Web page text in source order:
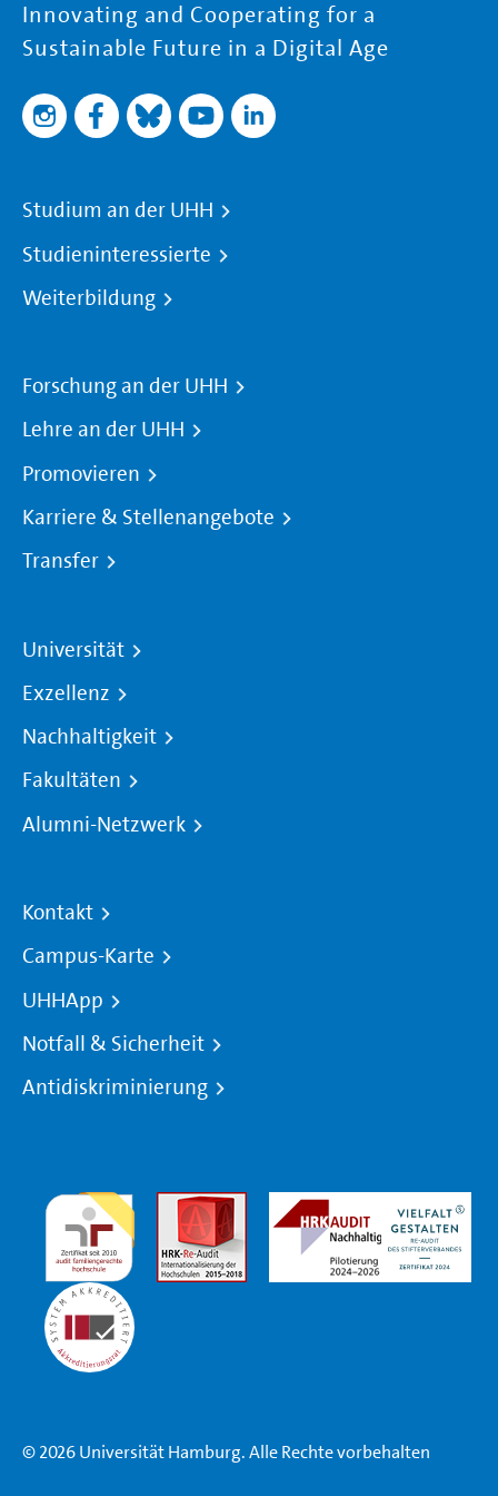
Innovating and Cooperating for a
Sustainable Future in a Digital Age
Studium an der UHH
Studieninteressierte
Weiterbildung
Forschung an der UHH
Lehre an der UHH
Promovieren
Karriere & Stellenangebote
Transfer
Universität
Exzellenz
Nachhaltigkeit
Fakultäten
Alumni-Netzwerk
Kontakt
Campus-Karte
UHHApp
Notfall & Sicherheit
Antidiskriminierung
© 2026 Universität Hamburg. Alle Rechte vorbehalten